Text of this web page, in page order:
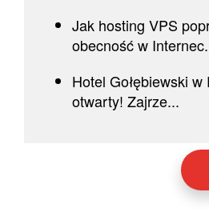
Jak hosting VPS
obecność w
Hotel Gołębiewski
otwarty! Zajrze...